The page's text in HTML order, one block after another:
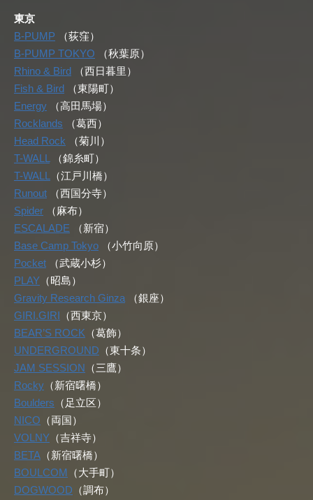
東京
B-PUMP （荻窪）
B-PUMP TOKYO （秋葉原）
Rhino & Bird （西日暮里）
Fish & Bird （東陽町）
Energy （高田馬場）
Rocklands （葛西）
Head Rock （菊川）
T-WALL
（錦糸町）
T-WALL
（江戸川橋）
Runout （西国分寺）
Spider （麻布）
ESCALADE （新宿）
Base Camp Tokyo （小竹向原）
Pocket （武蔵小杉）
PLAY （昭島）
Gravity Research Ginza （銀座）
GIRI.GIRI （西東京）
BEAR’S ROCK （葛飾）
UNDERGROUND （東十条）
JAM SESSION （三鷹）
Rocky （新宿曙橋）
Boulders （足立区）
NICO （両国）
VOLNY （吉祥寺）
BETA （新宿曙橋）
BOULCOM （大手町）
DOGWOOD （調布）